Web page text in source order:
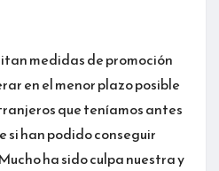
medidas de promoción
en el menor plazo posible
que teníamos antes
si han podido conseguir
ha sido culpa nuestra y